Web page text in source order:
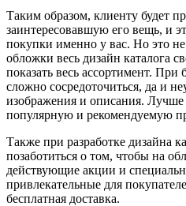
Таким образом, клиенту будет
заинтересовавшую его вещь, и
покупки именно у вас. Но это
обложки весь дизайн каталога
показать весь ассортимент. При
сложно сосредоточиться, да и
изображения и описания. Лучше
популярную и рекомендуемую
Также при разработке дизайна
позаботиться о том, чтобы на
действующие акции и
привлекательные для
бесплатная доставка.